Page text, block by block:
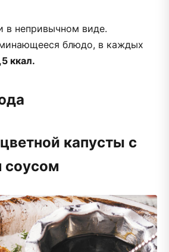
непривычном виде.
блюдо, в каждых
ккал.
капусты с
соусом